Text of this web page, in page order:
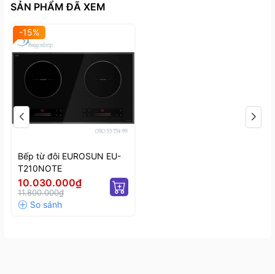
SẢN PHẨM ĐÃ XEM
-15%
Bếp từ đôi EUROSUN EU-
T210NOTE
10.030.000₫
11.800.000₫